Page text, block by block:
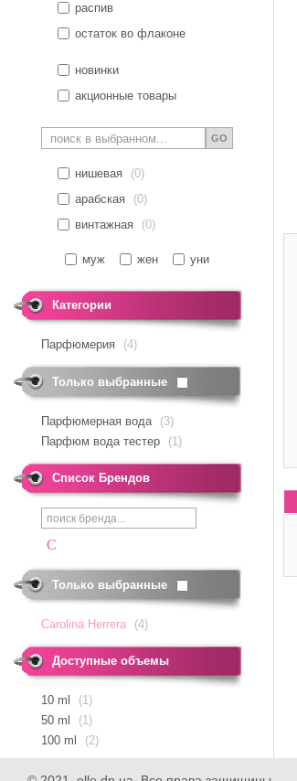
распив
остаток во флаконе
новинки
акционные товары
GO
нишевая
(0)
арабская
(0)
винтажная
(0)
муж жен уни
Категории
Парфюмерия (4)
Только выбранные
Парфюмерная вода
(3)
Парфюм вода тестер
(1)
Список Брендов
C
Только выбранные
Carolina Herrera (4)
Доступные объемы
10 ml
(1)
50 ml
(1)
100 ml (2)